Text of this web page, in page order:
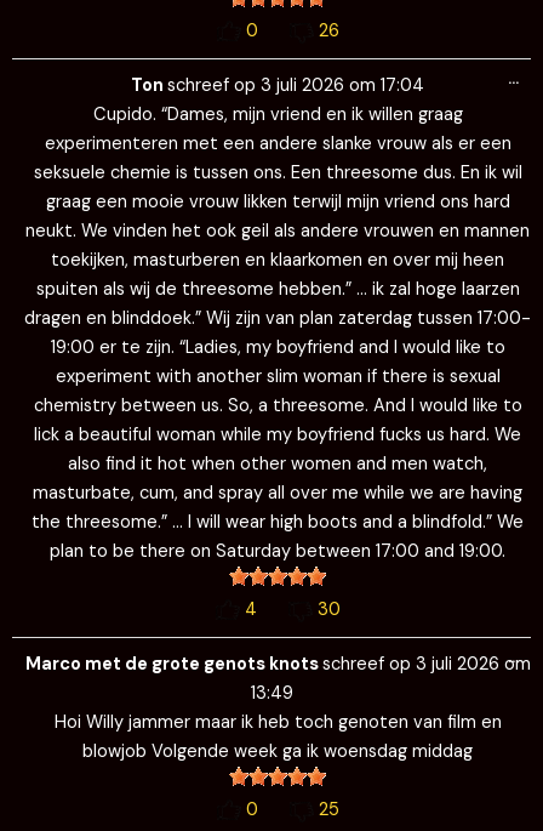
0 26
Ton schreef op 3 juli 2026 om 17:04
Cupido. “Dames, mijn vriend en ik willen graag
experimenteren met een andere slanke vrouw als er een
seksuele chemie is tussen ons. Een threesome dus. En ik wil
graag een mooie vrouw likken terwijl mijn vriend ons hard
neukt. We vinden het ook geil als andere vrouwen en mannen
toekijken, masturberen en klaarkomen en over mij heen
spuiten als wij de threesome hebben.” … ik zal hoge laarzen
dragen en blinddoek.” Wij zijn van plan zaterdag tussen 17:00-
19:00 er te zijn. “Ladies, my boyfriend and I would like to
experiment with another slim woman if there is sexual
chemistry between us. So, a threesome. And I would like to
lick a beautiful woman while my boyfriend fucks us hard. We
also find it hot when other women and men watch,
masturbate, cum, and spray all over me while we are having
the threesome.” … I will wear high boots and a blindfold.” We
plan to be there on Saturday between 17:00 and 19:00.
4 30
…
Marco met de grote genots knotsschreef op 3 juli 2026 om
13:49
Hoi Willy jammer maar ik heb toch genoten van film en
blowjob Volgende week ga ik woensdag middag
0 25
…